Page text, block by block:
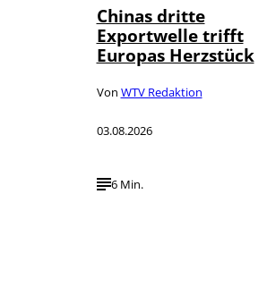
Chinas dritte
Exportwelle trifft
Europas Herzstück
Von WTV Redaktion
03.08.2026
6 Min.